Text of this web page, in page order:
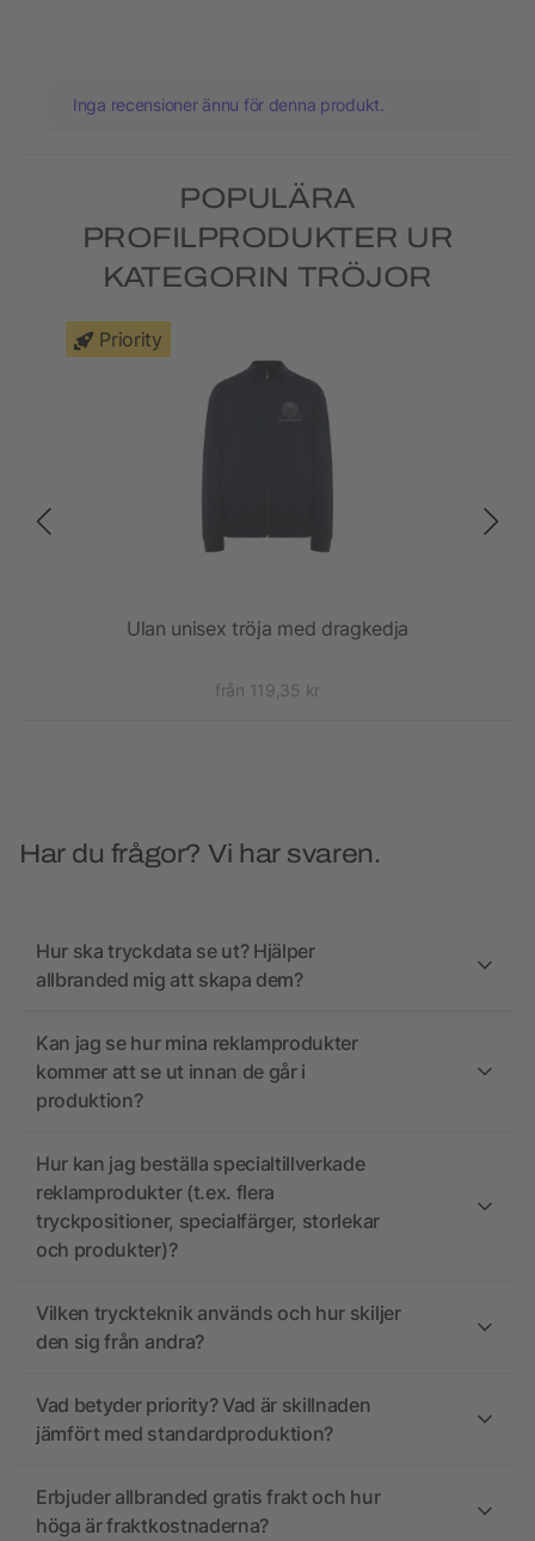
Inga recensioner ännu för denna produkt.
POPULÄRA
PROFILPRODUKTER UR
KATEGORIN TRÖJOR
Priority
Ulan unisex tröja med dragkedja
från 119,35 kr
Har du frågor? Vi har svaren.
Hur ska tryckdata se ut? Hjälper
allbranded mig att skapa dem?
Kan jag se hur mina reklamprodukter
kommer att se ut innan de går i
produktion?
Hur kan jag beställa specialtillverkade
reklamprodukter (t.ex. flera
tryckpositioner, specialfärger, storlekar
och produkter)?
Vilken tryckteknik används och hur skiljer
den sig från andra?
Vad betyder priority? Vad är skillnaden
jämfört med standardproduktion?
Erbjuder allbranded gratis frakt och hur
höga är fraktkostnaderna?